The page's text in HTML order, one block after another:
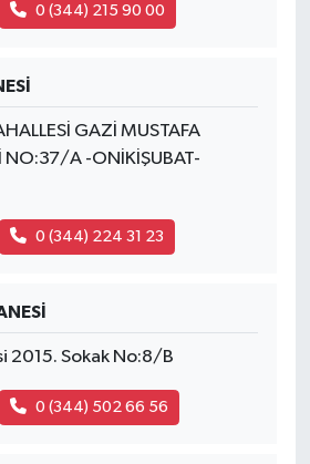
0 (344) 215 90 00
GAZİ MUSTAFA
NO:37/A -ONİKİŞUBAT-
0 (344) 224 31 23
2015. Sokak No:8/B
0 (344) 502 66 56